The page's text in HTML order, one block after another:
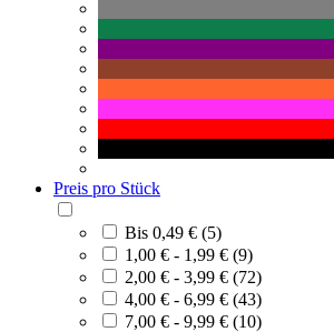
Preis pro Stück
Bis 0,49 € (5)
1,00 € - 1,99 € (9)
2,00 € - 3,99 € (72)
4,00 € - 6,99 € (43)
7,00 € - 9,99 € (10)